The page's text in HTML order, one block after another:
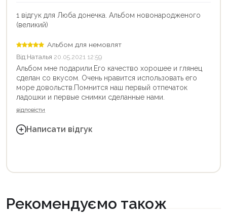
1 відгук для Люба донечка. Альбом новонародженого
(великий)
Альбом для немовлят
Від:Наталья 20.05.2021 12:59
Альбом мне подарили.Его качество хорошее и глянец
сделан со вкусом. Очень нравится использовать его
море довольств.Помнится наш первый отпечаток
ладошки и первые снимки сделанные нами.
відповісти
Написати відгук
Рекомендуємо також